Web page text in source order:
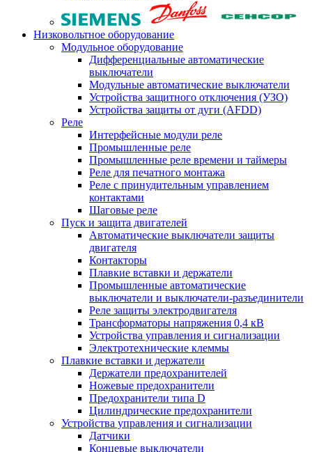
Низковольтное оборудование
Модульное оборудование
Дифференциальные автоматические
выключатели
Модульные автоматические выключатели
Устройства защитного отключения (УЗО)
Устройства защиты от дуги (AFDD)
Реле
Интерфейсные модули реле
Промышленные реле
Промышленные реле времени и таймеры
Реле для печатного монтажа
Реле с принудительным управлением
контактами
Шаговые реле
Пуск и защита двигателей
Автоматические выключатели защиты
двигателя
Контакторы
Плавкие вставки и держатели
Промышленные автоматические
выключатели и выключатели-разъединители
Реле защиты электродвигателя
Трансформаторы напряжения 0,4 кВ
Устройства управления и сигнализации
Электротехнические клеммы
Плавкие вставки и держатели
Держатели предохранителей
Ножевые предохранители
Предохранители типа D
Цилиндрические предохранители
Устройства управления и сигнализации
Датчики
Концевые выключатели